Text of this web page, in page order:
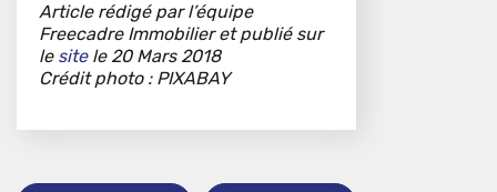
Article rédigé par l’équipe
Freecadre Immobilier et publié sur
le sitele 20 Mars 2018
Crédit photo : PIXABAY